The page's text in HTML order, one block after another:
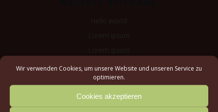
Wir verwenden Cookies, um unsere Website und unseren Service zu
optimieren.
Cookies akzeptieren
Lorem Ipsum
NEUESTE KOMMENTARE
A WordPress CommenterzuHello world!